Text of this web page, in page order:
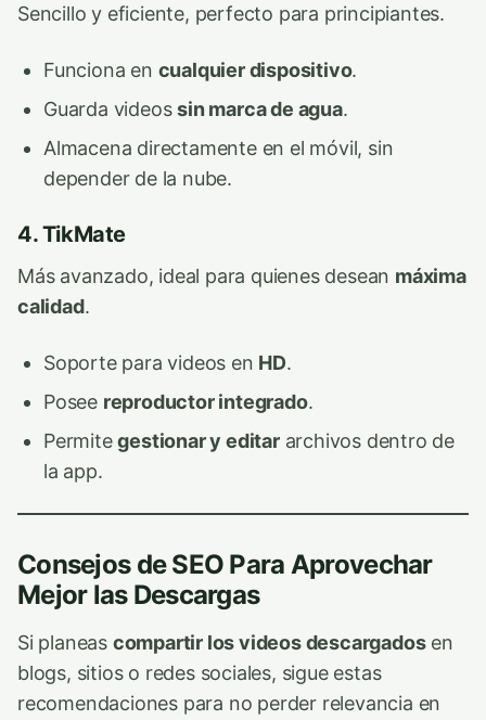
Sencillo y eficiente, perfecto para principiantes.
Funciona en cualquier dispositivo.
Guarda videossin marca de agua.
Almacena directamente en el móvil, sin
depender de la nube.
4. TikMate
Más avanzado, ideal para quienes desean máxima
calidad.
Soporte para videos en HD.
Posee reproductor integrado.
Permitegestionar y editararchivos dentro de
la app.
Consejos de SEO Para Aprovechar
Mejor las Descargas
Si planeas compartir los videos descargadosen
blogs, sitios o redes sociales, sigue estas
recomendaciones para no perder relevancia en